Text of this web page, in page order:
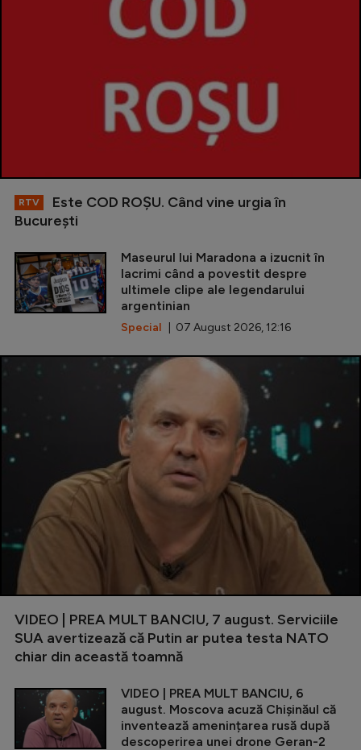
RTV
Este COD ROŞU. Când vine urgia în
Bucureşti
Maseurul lui Maradona a izucnit în
lacrimi când a povestit despre
ultimele clipe ale legendarului
argentinian
Special | 07 August 2026, 12:16
VIDEO | PREA MULT BANCIU, 7 august. Serviciile
SUA avertizează că Putin ar putea testa NATO
chiar din această toamnă
VIDEO | PREA MULT BANCIU, 6
august. Moscova acuză Chișinăul că
inventează amenințarea rusă după
descoperirea unei drone Geran-2